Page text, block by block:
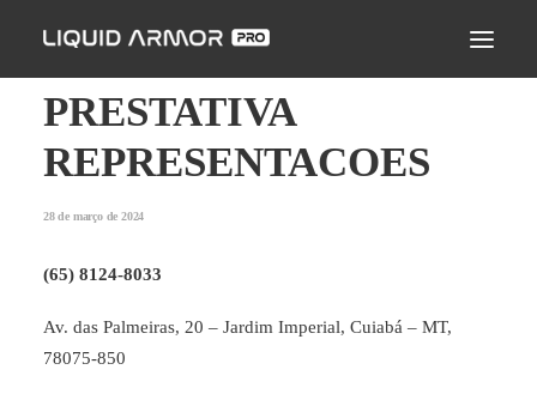
LIQUID ARMOR PRO
MODO DE APLICAÇÃO
ENCONTRE UM APLICADOR
PERGUNTAS FREQUENTES
PRESTATIVA
REPRESENTACOES
28 de março de 2024
(65) 8124-8033
Av. das Palmeiras, 20 – Jardim Imperial, Cuiabá – MT,
78075-850